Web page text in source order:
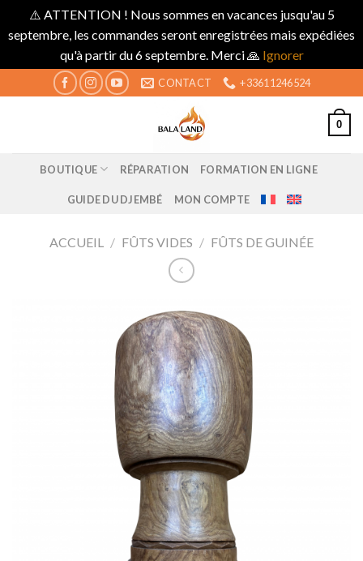
⚠️ ATTENTION ! Nous sommes en vacances jusqu'au 5
septembre, les commandes seront enregistrées mais expédiées
qu'à partir du 6 septembre. Merci 🙏 Ignorer
to
CONTACT +33611246524
0
BOUTIQUE RÉPARATION FORMATION EN LIGNE
GUIDE DU DJEMBÉ MON COMPTE
ACCUEIL / FÛTS VIDES / FÛTS DE GUINÉE